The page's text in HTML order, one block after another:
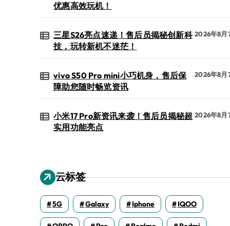
优惠高效玩机！
三星S26亮点速递！售后员揭秘创新科
技，玩转新机不迷茫！
2026年8月
vivo S50 Pro mini小巧机身，售后保
障助您随时畅览资讯
2026年8月
小米17 Pro新资讯来袭！售后员揭秘超
实用功能亮点
2026年8月
云标签
5G Galaxy Iphone IQOO